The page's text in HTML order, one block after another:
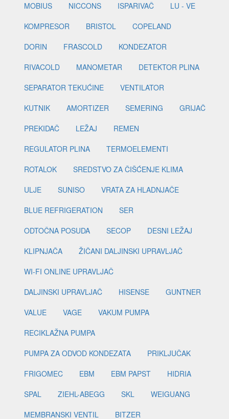
MOBIUS
NICCONS ISPARIVAČ
LU - VE
KOMPRESOR
BRISTOL
COPELAND
DORIN
FRASCOLD
KONDEZATOR
RIVACOLD
MANOMETAR
DETEKTOR PLINA
SEPARATOR TEKUĆINE
VENTILATOR
KUTNIK
AMORTIZER SEMERING
GRIJAČ
PREKIDAČ
LEŽAJ
REMEN
REGULATOR PLINA
TERMOELEMENTI
ROTALOK
SREDSTVO ZA ČIŠĆENJE KLIMA
ULJE
SUNISO
VRATA ZA HLADNJAČE
BLUE REFRIGERATION
SER
ODTOČNA POSUDA
SECOP
DESNI LEŽAJ
KLIPNJAČA
ŽIČANI DALJINSKI UPRAVLJAČ
WI-FI ONLINE UPRAVLJAČ
DALJINSKI UPRAVLJAČ
HISENSE
GUNTNER
VALUE
VAGE
VAKUM PUMPA
RECIKLAŽNA PUMPA
PUMPA ZA ODVOD KONDEZATA
PRIKLJUČAK
FRIGOMEC
EBM EBM PAPST
HIDRIA
SPAL
ZIEHL-ABEGG SKL
WEIGUANG
MEMBRANSKI VENTIL
BITZER